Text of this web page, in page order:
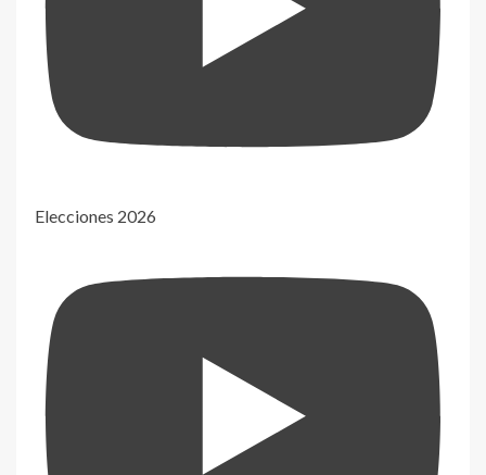
Elecciones 2026